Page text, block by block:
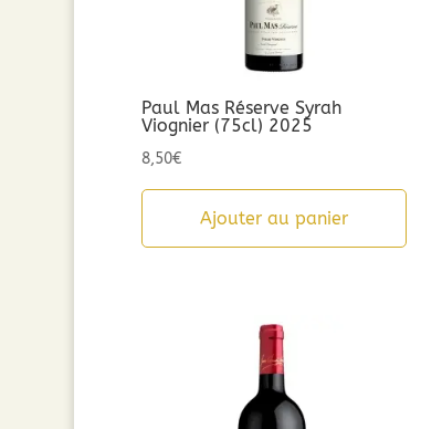
Paul Mas Réserve Syrah
Viognier (75cl) 2025
8,50€
Ajouter au panier